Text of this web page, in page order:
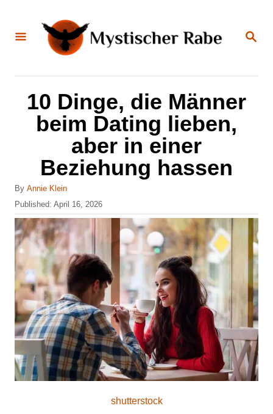
S
E
10 Dinge, die Männer
beim Dating lieben,
aber in einer
Beziehung hassen
By A
u
t
h
o
Annie Klein
P
o
s
t
o
n
Published: April 16, 2026
shutterstock